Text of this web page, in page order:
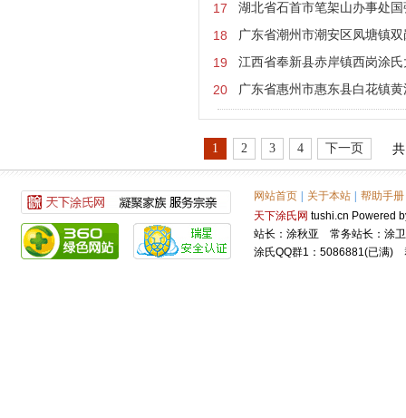
17 湖北省石首市笔架山办事处
18 广东省潮州市潮安区凤塘镇
19 江西省奉新县赤岸镇西岗涂
20 广东省惠州市惠东县白花镇
1 2 3 4 下一页
网站首页 关于本站
帮助手册
天下涂氏网 tushi.cn Powered
站长：涂秋亚 常务站长：涂
涂氏QQ群1：5086881(已满)